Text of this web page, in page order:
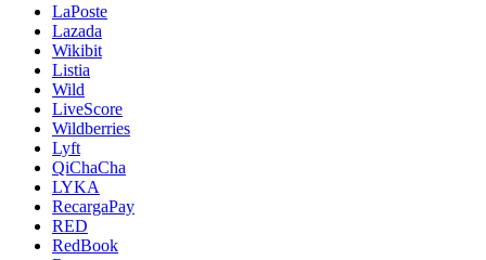
LaPoste
Lazada
Wikibit
Listia
Wild
LiveScore
Wildberries
Lyft
QiChaCha
LYKA
RecargaPay
RED
RedBook